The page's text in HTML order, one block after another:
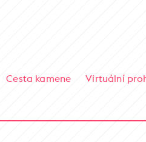
Cesta kamene Virtuální